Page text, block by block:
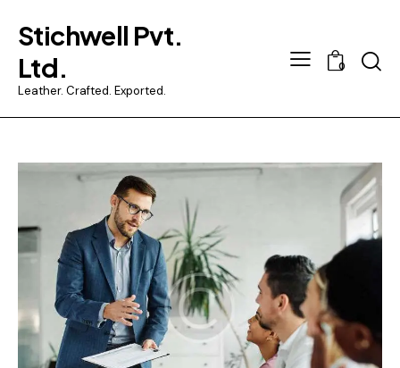
Stichwell Pvt.
Ltd.
Leather. Crafted. Exported.
0